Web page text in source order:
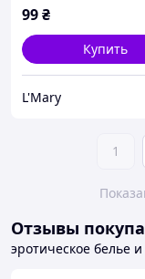
99₴
Купить
L'Mary
1
Отзывы
эротическое белье